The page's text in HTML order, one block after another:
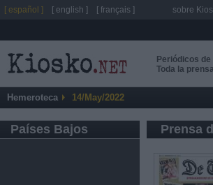
Periódicos
Toda la
Hemeroteca 14/May/2022
Países Bajos Prensa
[ español ] [ english ] [ français ] sobre